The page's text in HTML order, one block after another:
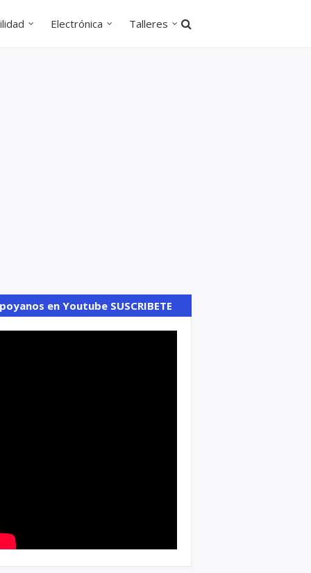
Electrónica Talleres
en Youtube SUSCRIBETE